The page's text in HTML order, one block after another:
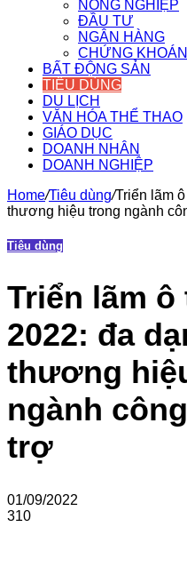
NÔNG NGHIỆP
ĐẦU TƯ
NGÂN HÀNG
CHỨNG KHOÁN
BẤT ĐỘNG SẢN
TIÊU DÙNG
DU LỊCH
VĂN HÓA THỂ THAO
GIÁO DỤC
DOANH NHÂN
DOANH NGHIỆP
Home/Tiêu dùng/Triển lãm
thương hiệu trong ngành
Tiêu dùng
Triển lãm ô
2022: đa
thương
ngành
trợ
01/09/2022
310